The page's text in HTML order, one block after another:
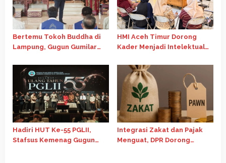
Bertemu Tokoh Buddha di
Lampung, Gugun Gumilar
Persatuan Bangsa
HMI Aceh Timur Dorong
Kader Menjadi Intelektual
Ekonomi Islam
Hadiri HUT Ke-55 PGLII,
Stafsus Kemenag Gugun
Integrasi Zakat dan Pajak
Menguat, DPR Dorong